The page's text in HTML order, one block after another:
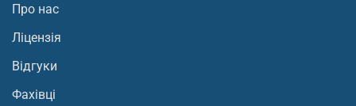
Про нас
Ліцензія
Відгуки
Фахівці